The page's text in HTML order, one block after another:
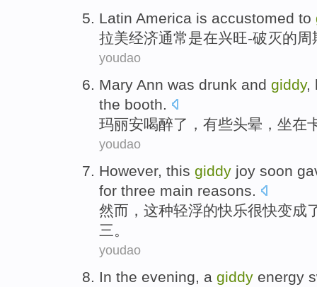
Latin America is accustomed to
拉美经济通常是在兴旺-破灭的周
youdao
Mary Ann was drunk and giddy,
the booth.
玛丽安喝醉了， 有些头晕 ，坐在
youdao
However, this giddy joy soon
for three main reasons.
然而 ， 这种轻浮的快乐很快变成
三。
youdao
In the evening a giddy energy